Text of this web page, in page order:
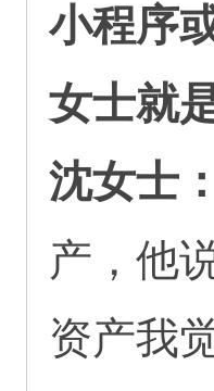
小程序
女士就
沈女士：
产，他
资产我